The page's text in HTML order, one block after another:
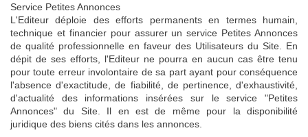
Service Petites Annonces
L'Editeur déploie des efforts permanents en termes humain,
technique et financier pour assurer un service Petites Annonces
de qualité professionnelle en faveur des Utilisateurs du Site. En
dépit de ses efforts, l'Editeur ne pourra en aucun cas être tenu
pour toute erreur involontaire de sa part ayant pour conséquence
l'absence d'exactitude, de fiabilité, de pertinence, d'exhaustivité,
d'actualité des informations insérées sur le service "Petites
Annonces" du Site. Il en est de même pour la disponibilité
juridique des biens cités dans les annonces.